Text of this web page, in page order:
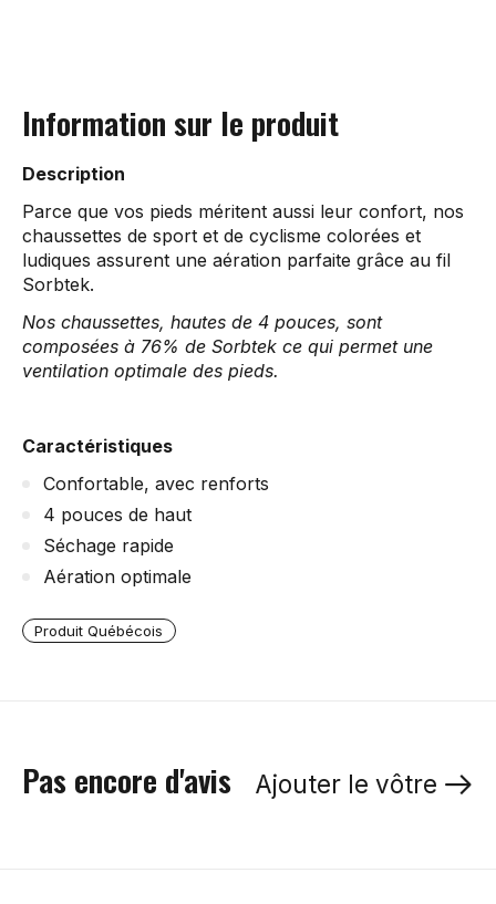
Information sur le produit
Description
Parce que vos pieds méritent aussi leur confort, nos
chaussettes de sport et de cyclisme colorées et
ludiques assurent une aération parfaite grâce au fil
Sorbtek.
Nos chaussettes, hautes de 4 pouces, sont
composées à 76% de Sorbtek ce qui permet une
ventilation optimale des pieds.
Caractéristiques
Confortable, avec renforts
4 pouces de haut
Séchage rapide
Aération optimale
Produit Québécois
Pas encore d'avis Ajouter le vôtre